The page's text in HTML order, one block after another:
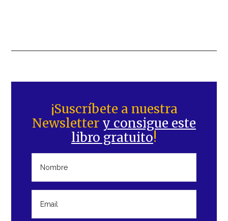
lateral
principal
¡Suscríbete a nuestra
Newsletter y consigue este
libro gratuito!